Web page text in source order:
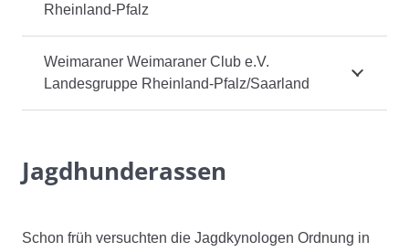
Rheinland-Pfalz
Weimaraner Weimaraner Club e.V.
Landesgruppe Rheinland-Pfalz/Saarland
Jagdhunderassen
Schon früh versuchten die Jagdkynologen Ordnung in